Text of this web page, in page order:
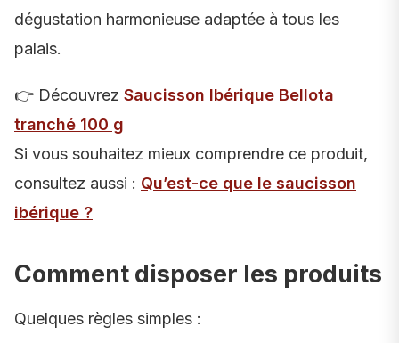
dégustation harmonieuse adaptée à tous les
palais.
👉 Découvrez Saucisson Ibérique Bellota
tranché 100 g
Si vous souhaitez mieux comprendre ce produit,
consultez aussi : Qu’est-ce que le saucisson
ibérique ?
Comment disposer les produits
Quelques règles simples :